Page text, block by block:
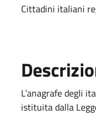
Cittadini italiani
L’anagrafe degli
istituita dalla